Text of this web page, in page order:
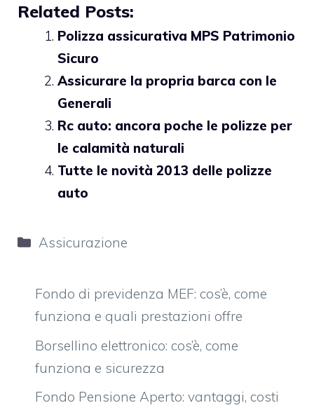
Related Posts:
Polizza assicurativa MPS Patrimonio
Sicuro
Assicurare la propria barca con le
Generali
Rc auto: ancora poche le polizze per
le calamità naturali
Tutte le novità 2013 delle polizze
auto
Categorie
Assicurazione
Fondo di previdenza MEF: cos’è, come
funziona e quali prestazioni offre
Borsellino elettronico: cos’è, come
funziona e sicurezza
Fondo Pensione Aperto: vantaggi, costi